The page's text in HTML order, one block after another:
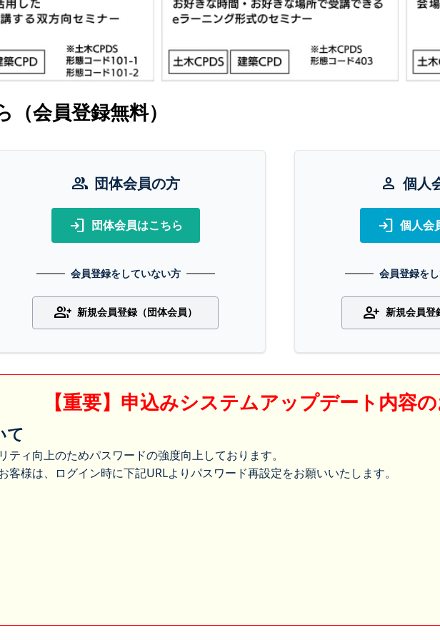
会員登録無料）
group 団体会員の方
login 団体会員はこちら
会員登録をしていない方
group_add 新規会員登録（団体会員）
person 個人
login 個人会
会員登録を
person_add 新規会員登
【重要】申込みシステムアップデート内容
て
ィ向上のためパスワードの強度向上しております。
様は、ログイン時に下記URLよりパスワード再設定をお願いいたします。